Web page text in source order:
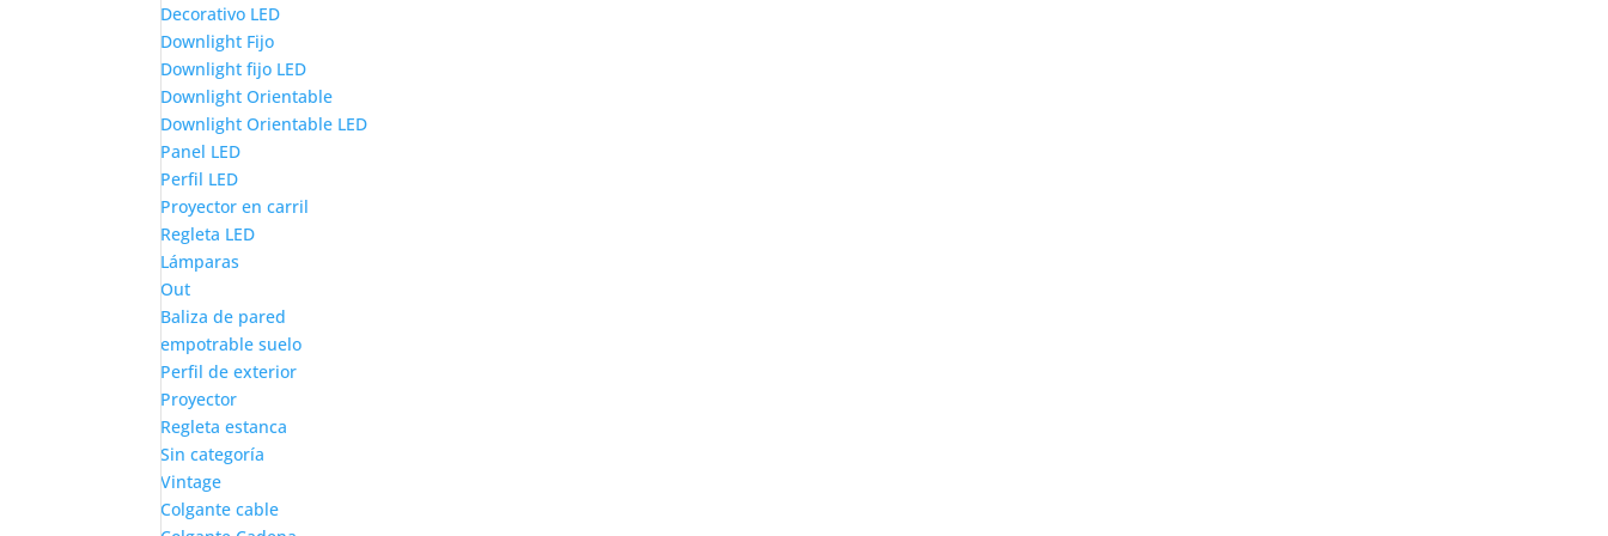
Decorativo LED
Downlight Fijo
Downlight fijo LED
Downlight Orientable
Downlight Orientable LED
Panel LED
Perfil LED
Proyector en carril
Regleta LED
Lámparas
Out
Baliza de pared
empotrable suelo
Perfil de exterior
Proyector
Regleta estanca
Sin categoría
Vintage
Colgante cable